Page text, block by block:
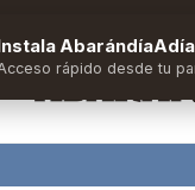
AbarándíaAdía
rápido desde tu